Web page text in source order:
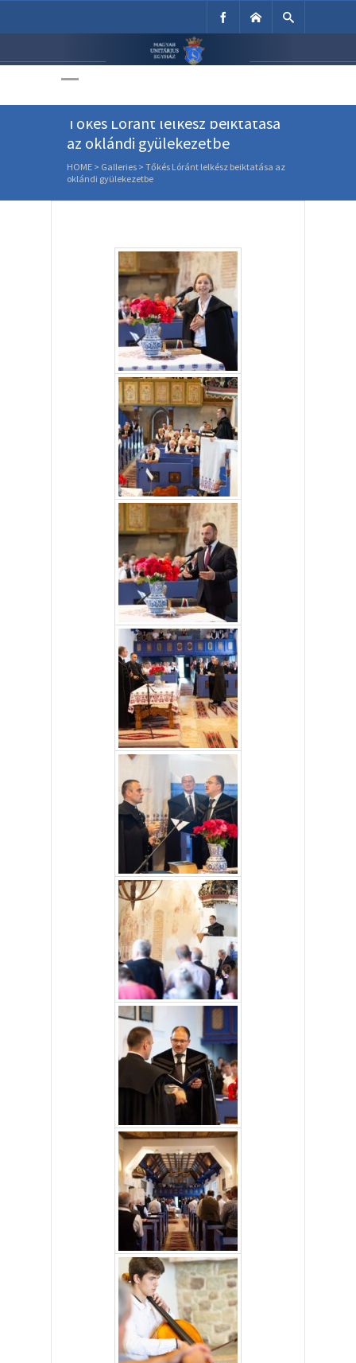
Unitárius Egyház
Tőkés Lóránt lelkész beiktatása
az oklándi gyülekezetbe
HOME > Galleries > Tőkés Lóránt lelkész beiktatása az
oklándi gyülekezetbe